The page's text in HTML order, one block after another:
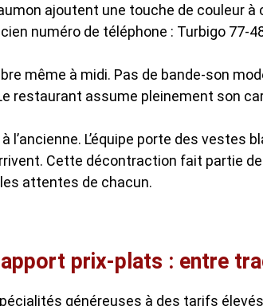
ajoutent une touche de couleur à
numéro de téléphone : Turbigo 77-
même à midi. Pas de bande-son
restaurant assume pleinement son
l’ancienne. L’équipe porte des vestes
Cette décontraction fait partie de
attentes de chacun.
prix-plats : entre
généreuses à des tarifs